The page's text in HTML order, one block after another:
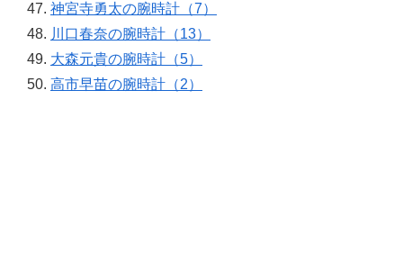
神宮寺勇太の腕時計（7）
川口春奈の腕時計（13）
大森元貴の腕時計（5）
高市早苗の腕時計（2）